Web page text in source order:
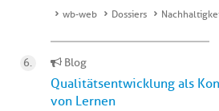
wb-web Dossiers
Blog
Qualitätsentwicklung als
von Lernen